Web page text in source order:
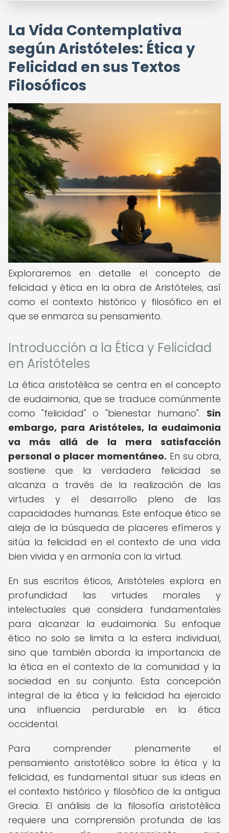
La Vida Contemplativa
según Aristóteles: Ética y
Felicidad en sus Textos
Filosóficos
Exploraremos en detalle el concepto de
felicidad y ética en la obra de Aristóteles, así
como el contexto histórico y filosófico en el
que se enmarca su pensamiento.
Introducción a la Ética y Felicidad
en Aristóteles
La ética aristotélica se centra en el concepto
de eudaimonia, que se traduce comúnmente
como "felicidad" o "bienestar humano". Sin
embargo, para Aristóteles, la eudaimonia
va más allá de la mera satisfacción
personal o placer momentáneo. En su obra,
sostiene que la verdadera felicidad se
alcanza a través de la realización de las
virtudes y el desarrollo pleno de las
capacidades humanas. Este enfoque ético se
aleja de la búsqueda de placeres efímeros y
sitúa la felicidad en el contexto de una vida
bien vivida y en armonía con la virtud.
En sus escritos éticos, Aristóteles explora en
profundidad las virtudes morales y
intelectuales que considera fundamentales
para alcanzar la eudaimonia. Su enfoque
ético no solo se limita a la esfera individual,
sino que también aborda la importancia de
la ética en el contexto de la comunidad y la
sociedad en su conjunto. Esta concepción
integral de la ética y la felicidad ha ejercido
una influencia perdurable en la ética
occidental.
Para comprender plenamente el
pensamiento aristotélico sobre la ética y la
felicidad, es fundamental situar sus ideas en
el contexto histórico y filosófico de la antigua
Grecia. El análisis de la filosofía aristotélica
requiere una comprensión profunda de las